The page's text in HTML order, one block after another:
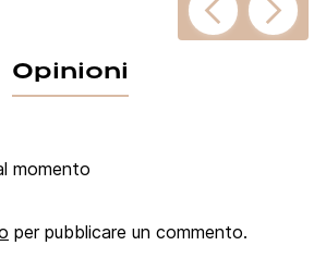
Opinioni
momento
per pubblicare un commento.